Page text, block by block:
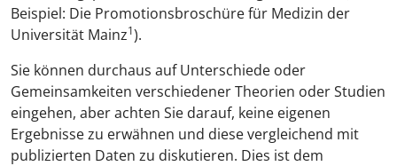
Beispiel: Die Promotionsbroschüre für Medizin der
Universität Mainz1).
Sie können durchaus auf Unterschiede oder
Gemeinsamkeiten verschiedener Theorien oder Studien
eingehen, aber achten Sie darauf, keine eigenen
Ergebnisse zu erwähnen und diese vergleichend mit
publizierten Daten zu diskutieren. Dies ist dem